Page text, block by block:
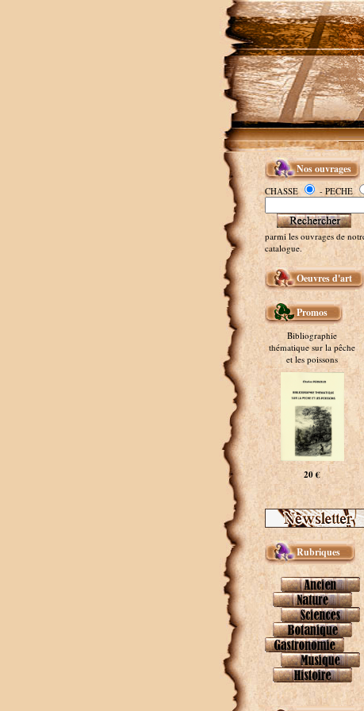
Nos ouvrages
CHASSE - PECHE
parmi les ouvrages de
catalogue.
Oeuvres d'art
Promos
Bibliographie
thématique sur la pêche
et les poissons
20 €
Rubriques